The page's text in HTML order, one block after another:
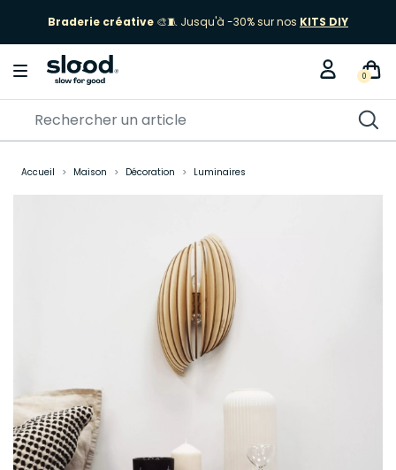
Braderie créative 🎨🧵 Jusqu'à -30% sur nos KITS DIY
0
Accueil Maison Décoration Luminaires